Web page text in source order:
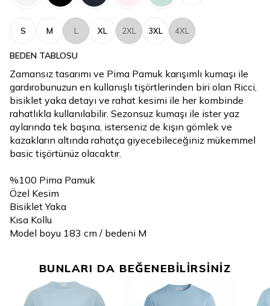
S M L XL 2XL 3XL 4XL
BEDEN TABLOSU
Zamansız tasarımı ve Pima Pamuk karışımlı kumaşı ile
gardırobunuzun en kullanışlı tişörtlerinden biri olan Ricci,
bisiklet yaka detayı ve rahat kesimi ile her kombinde
rahatlıkla kullanılabilir. Sezonsuz kumaşı ile ister yaz
aylarında tek başına, isterseniz de kışın gömlek ve
kazakların altında rahatça giyecebileceğiniz mükemmel
basic tişörtünüz olacaktır.
%100 Pima Pamuk
Özel Kesim
Bisiklet Yaka
Kısa Kollu
Model boyu 183 cm / bedeni M
BUNLARI DA BEĞENEBİLİRSİNİZ